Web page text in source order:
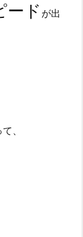
ード が出
、